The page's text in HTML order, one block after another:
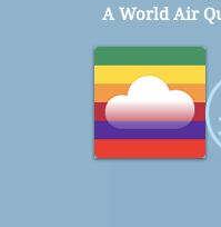
A World Air